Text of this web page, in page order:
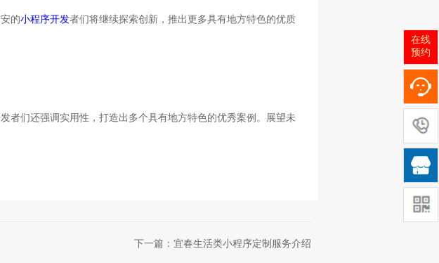
的小程序开发者们将继续探索创新，推出更多具有地方特色的优质
者们还强调实用性，打造出多个具有地方特色的优秀案例。展望未
下一篇：宜春生活类小程序定制服务介绍
在线
预约
